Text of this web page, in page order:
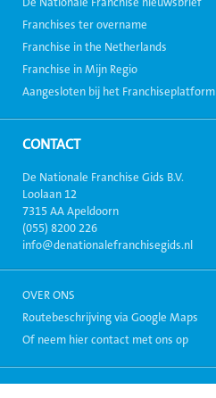
De Nationale Franchise nieuwsbrief
Franchises ter overname
Franchise in the Netherlands
Franchise in Mijn Regio
Aangesloten bij het Franchiseplatform
CONTACT
De Nationale Franchise Gids B.V.
Loolaan 12
7315 AA Apeldoorn
(055) 8200 226
info@denationalefranchisegids.nl
OVER ONS
Routebeschrijving via Google Maps
Of neem hier contact met ons op